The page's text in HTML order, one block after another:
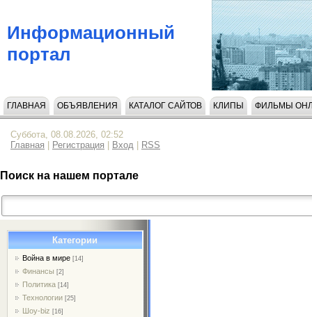
Информационный
портал
ГЛАВНАЯ ОБЪЯВЛЕНИЯ КАТАЛОГ САЙТОВ КЛИПЫ ФИЛЬМЫ
Суббота, 08.08.2026, 02:52
Главная
Регистрация Вход RSS
Поиск на нашем портале
Категории
Война в мире [14]
Финансы [2]
Политика [14]
Технологии [25]
Шоу-biz [16]